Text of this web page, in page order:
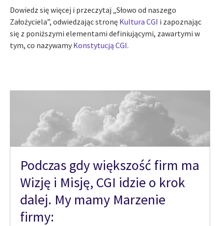
Dowiedz się więcej i przeczytaj „Słowo od naszego
Założyciela”, odwiedzając stronę Kultura CGI i zapoznając
się z poniższymi elementami definiującymi, zawartymi w
tym, co nazywamy Konstytucją CGI.
Podczas gdy większość firm ma
Wizję i Misję, CGI idzie o krok
dalej. My mamy Marzenie
firmy: